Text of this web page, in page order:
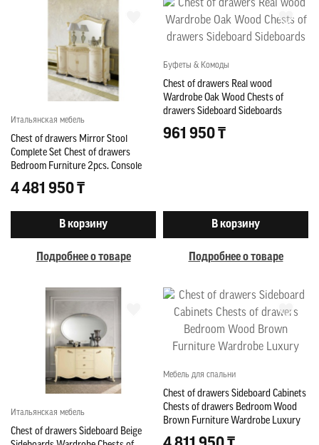
Итальянская мебель
Chest of drawers Mirror Stool
Complete Set Chest of drawers
Bedroom Furniture 2pcs. Console
new
4 481 950 ₸
В корзину
Подробнее о товаре
Буфеты & Комоды
Chest of drawers Real wood
Wardrobe Oak Wood Chests of
drawers Sideboard Sideboards
961 950 ₸
В корзину
Подробнее о товаре
Итальянская мебель
Chest of drawers Sideboard Beige
Мебель для спальни
Chest of drawers Sideboard Cabinets
Chests of drawers Bedroom Wood
Brown Furniture Wardrobe Luxury